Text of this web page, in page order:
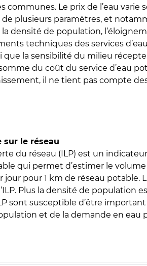
communes. Le prix de l’eau varie
plusieurs paramètres, et
densité de population,
techniques des services
que la sensibilité du milieu
du coût du service d’eau
il ne tient pas compte
sur le réseau
du réseau (ILP) est un
qui permet d’estimer le volume
jour pour 1 km de réseau potable.
Plus la densité de population
sont susceptible d’être
et de la demande en eau